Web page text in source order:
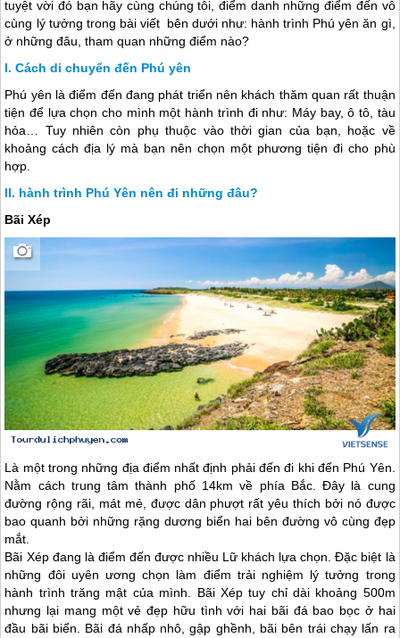
tuyệt vời đó bạn hãy cùng chúng tôi, điểm danh những điểm đến vô
cùng lý tưởng trong bài viết bên dưới như: hành trình Phú yên ăn gì,
ở những đâu, tham quan những điểm nào?
Cách di chuyển đến Phú yên
Phú yên là điểm đến đang phát triển nên khách thăm quan rất thuận
tiện để lựa chọn cho mình một hành trình đi như: Máy bay, ô tô, tàu
hỏa… Tuy nhiên còn phụ thuộc vào thời gian của bạn, hoặc về
khoảng cách địa lý mà bạn nên chọn một phương tiện đi cho phù
hợp.
hành trình Phú Yên nên đi những đâu?
Bãi Xép
Là một trong những địa điểm nhất định phải đến đi khi đến Phú Yên
Nằm cách trung tâm thành phố 14km về phía Bắc. Đây là cung
đường rộng rãi, mát mẻ, được dân phượt rất yêu thích bởi nó được
bao quanh bởi những rặng dương biển hai bên đường vô cùng đẹp
mắt.
Bãi Xép đang là điểm đến được nhiều Lữ khách lựa chọn. Đặc biệt là
những đôi uyên ương chọn làm điểm trải nghiệm lý tưởng trong
hành trình trăng mật của mình. Bãi Xép tuy chỉ dài khoảng 500m
nhưng lại mang một vẻ đẹp hữu tình với hai bãi đá bao bọc ở hai
đầu bãi biển. Bãi đá nhấp nhô, gập ghềnh, bãi bên trái chạy lấn ra